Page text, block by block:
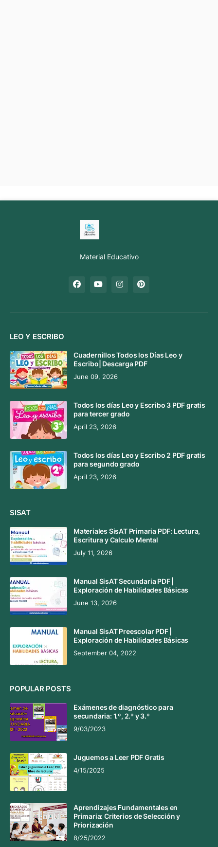
Material Educativo
LEO Y ESCRIBO
Cuadernillos Todos los Días Leo y
Escribo| Descarga PDF
June 09, 2026
Todos los días Leo y Escribo 3 PDF gratis
para tercer grado
April 23, 2026
Todos los días Leo y Escribo 2 PDF gratis
para segundo grado
April 23, 2026
SISAT
Materiales SisAT Primaria PDF: Lectura,
Escritura y Calculo Mental
July 11, 2026
Manual SisAT Secundaria PDF |
Exploración de Habilidades Básicas
June 13, 2026
Manual SisAT Preescolar PDF |
Exploración de Habilidades Básicas
September 04, 2022
POPULAR POSTS
Exámenes de diagnóstico para
secundaria: 1.º, 2.º y 3.º
9/03/2023
Juguemos a Leer PDF Gratis
4/15/2025
Aprendizajes Fundamentales en
Primaria: Criterios de Selección y
Priorización
8/25/2022